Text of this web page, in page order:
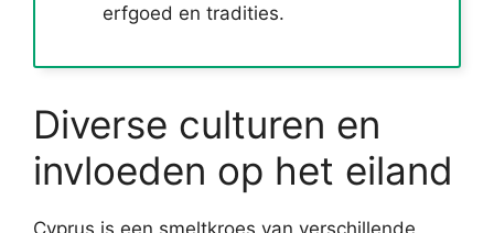
erfgoed en tradities.
Diverse culturen en
invloeden op het eiland
Cyprus is een smeltkroes van verschillende